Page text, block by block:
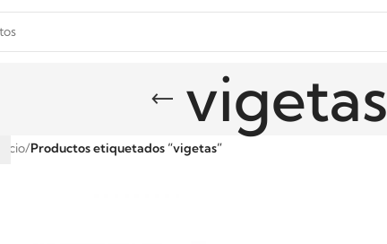
vigetas
Inicio/Productos etiquetados “vigetas”